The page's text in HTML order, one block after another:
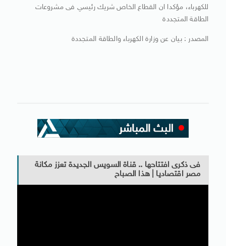
للكهرباء، مؤكدا ان القطاع الخاص شريك رئيسي فى مشروعات
الطاقة المتجددة
المصدر : بيان عن وزارة الكهرباء والطاقة المتجددة
فى ذكرى افتتاحها .. قناة السويس الجديدة تعزز مكانة
مصر اقتصاديا | هذا الصباح